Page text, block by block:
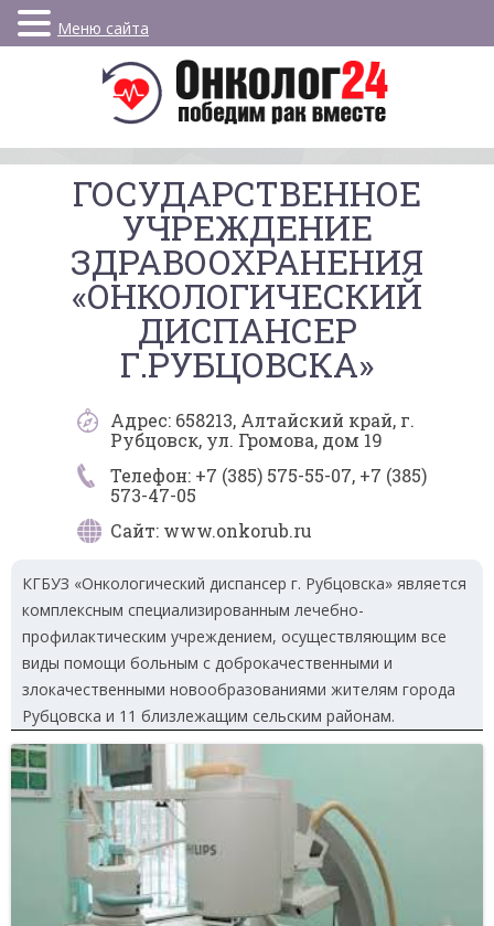
ГОСУДАРСТВЕННОЕ
УЧРЕЖДЕНИЕ
ЗДРАВООХРАНЕНИЯ
«ОНКОЛОГИЧЕСКИЙ
ДИСПАНСЕР
Г.РУБЦОВСКА»
Адрес: 658213, Алтайский край, г.
Рубцовск, ул. Громова, дом 19
Телефон: +7 (385) 575-55-07, +7 (385)
573-47-05
Сайт: www.onkorub.ru
КГБУЗ «Онкологический диспансер г. Рубцовска» является
комплексным специализированным лечебно-
профилактическим учреждением, осуществляющим все
виды помощи больным с доброкачественными и
злокачественными новообразованиями жителям города
Рубцовска и 11 близлежащим сельским районам.
Меню сайта